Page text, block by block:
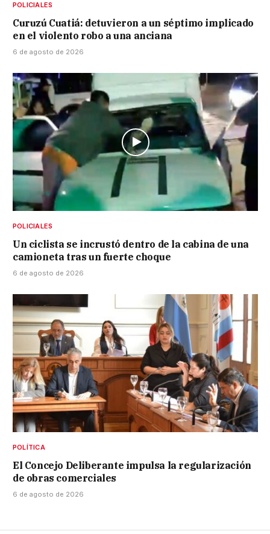
POLICIALES
Curuzú Cuatiá: detuvieron a un séptimo implicado
en el violento robo a una anciana
6 de agosto de 2026
POLICIALES
Un ciclista se incrustó dentro de la cabina de una
camioneta tras un fuerte choque
6 de agosto de 2026
POLÍTICA
El Concejo Deliberante impulsa la regularización
de obras comerciales
6 de agosto de 2026